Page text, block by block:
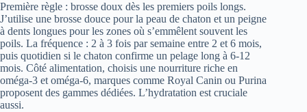
Première règle : brosse doux dès les premiers poils longs.
J’utilise une brosse douce pour la peau de chaton et un peigne
à dents longues pour les zones où s’emmêlent souvent les
poils. La fréquence : 2 à 3 fois par semaine entre 2 et 6 mois,
puis quotidien si le chaton confirme un pelage long à 6-12
mois. Côté alimentation, choisis une nourriture riche en
oméga-3 et oméga-6, marques comme Royal Canin ou Purina
proposent des gammes dédiées. L’hydratation est cruciale
aussi.